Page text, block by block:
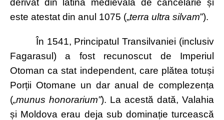
derivat din latina medievală de cancelarie și
este atestat din anul 1075 („terra ultra silvam”).
În 1541, Principatul Transilvaniei (inclusiv
Fagarasul) a fost recunoscut de Imperiul
Otoman ca stat independent, care plătea totuși
Porții Otomane un dar anual de complezența
(„munus honorarium”). La acestă dată, Valahia
și Moldova erau deja sub dominație turcească